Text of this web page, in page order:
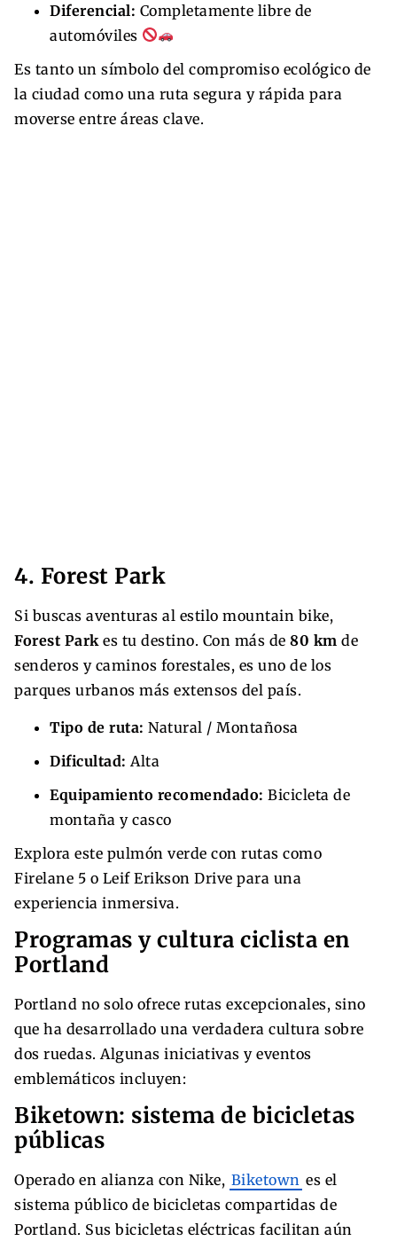
Diferencial: Completamente libre de
automóviles
Es tanto un símbolo del compromiso ecológico de
la ciudad como una ruta segura y rápida para
moverse entre áreas clave.
4. Forest Park
Si buscas aventuras al estilo mountain bike,
Forest Park es tu destino. Con más de 80 km de
senderos y caminos forestales, es uno de los
parques urbanos más extensos del país.
Tipo de ruta: Natural / Montañosa
Dificultad: Alta
Equipamiento recomendado: Bicicleta de
montaña y casco
Explora este pulmón verde con rutas como
Firelane 5 o Leif Erikson Drive para una
experiencia inmersiva.
Programas y cultura ciclista en
Portland
Portland no solo ofrece rutas excepcionales, sino
que ha desarrollado una verdadera cultura sobre
dos ruedas. Algunas iniciativas y eventos
emblemáticos incluyen:
Biketown: sistema de bicicletas
públicas
Operado en alianza con Nike, Biketown es el
sistema público de bicicletas compartidas de
Portland. Sus bicicletas eléctricas facilitan aún